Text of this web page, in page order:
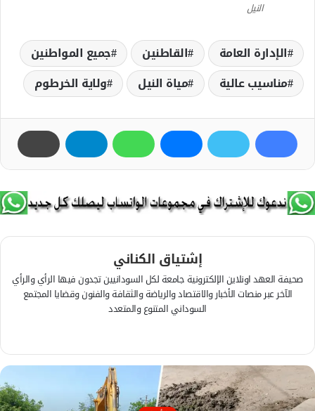
النيل
الإدارة العامة القاطنين
جميع المواطنين
مناسيب عالية
مياة النيل ولاية الخرطوم
إشتياق الكناني
صحيفة العهد اونلاين الإلكترونية جامعة لكل السودانيين تجدون فيها الرأي والرأي
الآخر عبر منصات الأخبار والاقتصاد والرياضة والثقافة والفنون وقضايا المجتمع
السوداني المتنوع والمتعدد
م
و
ق
ع
س
و